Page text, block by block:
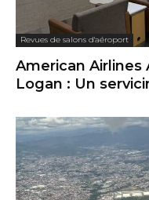
Revues de salons d'aéroport
American Airlines
Logan : Un